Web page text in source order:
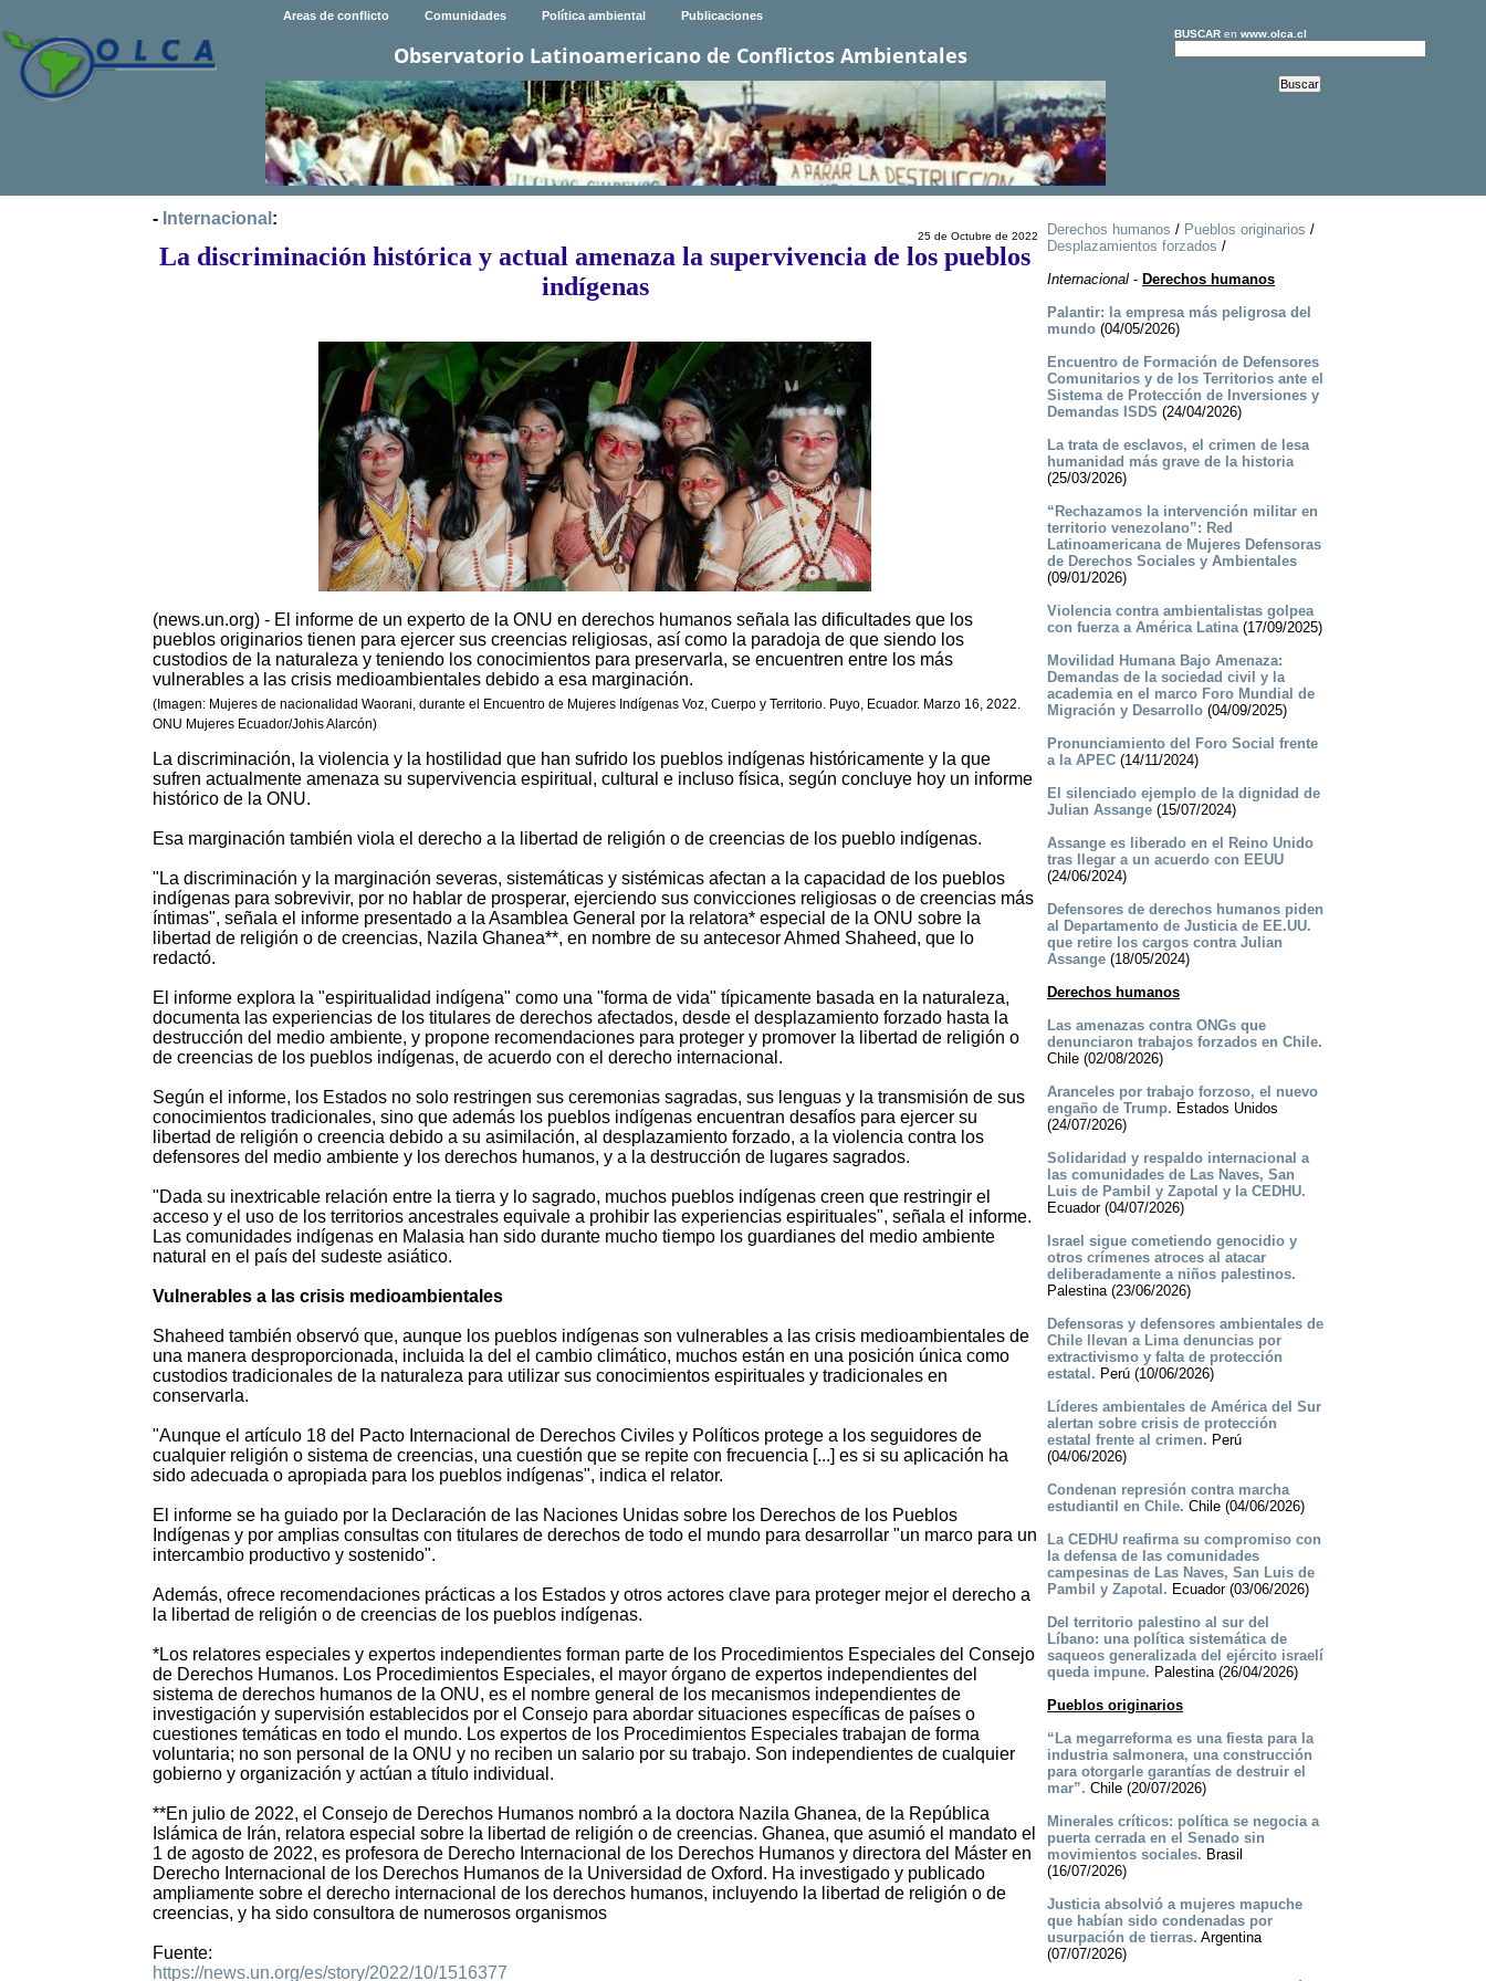
Areas de conflicto Comunidades Política ambiental Publicaciones
Observatorio Latinoamericano de Conflictos Ambientales
BUSCARen www.olca.cl
- Internacional :
25 de Octubre de 2022
La discriminación histórica y actual amenaza la supervivencia de los pueblos
indígenas
(news.un.org) - El informe de un experto de la ONU en derechos humanos señala las dificultades que los
pueblos originarios tienen para ejercer sus creencias religiosas, así como la paradoja de que siendo los
custodios de la naturaleza y teniendo los conocimientos para preservarla, se encuentren entre los más
vulnerables a las crisis medioambientales debido a esa marginación.
(Imagen: Mujeres de nacionalidad Waorani, durante el Encuentro de Mujeres Indígenas Voz, Cuerpo y Territorio. Puyo, Ecuador. Marzo 16, 2022.
ONU Mujeres Ecuador/Johis Alarcón)
La discriminación, la violencia y la hostilidad que han sufrido los pueblos indígenas históricamente y la que
sufren actualmente amenaza su supervivencia espiritual, cultural e incluso física, según concluye hoy un informe
histórico de la ONU.
Esa marginación también viola el derecho a la libertad de religión o de creencias de los pueblo indígenas.
"La discriminación y la marginación severas, sistemáticas y sistémicas afectan a la capacidad de los pueblos
indígenas para sobrevivir, por no hablar de prosperar, ejerciendo sus convicciones religiosas o de creencias más
íntimas", señala el informe presentado a la Asamblea General por la relatora* especial de la ONU sobre la
libertad de religión o de creencias, Nazila Ghanea**, en nombre de su antecesor Ahmed Shaheed, que lo
redactó.
El informe explora la "espiritualidad indígena" como una "forma de vida" típicamente basada en la naturaleza,
documenta las experiencias de los titulares de derechos afectados, desde el desplazamiento forzado hasta la
destrucción del medio ambiente, y propone recomendaciones para proteger y promover la libertad de religión o
de creencias de los pueblos indígenas, de acuerdo con el derecho internacional.
Según el informe, los Estados no solo restringen sus ceremonias sagradas, sus lenguas y la transmisión de sus
conocimientos tradicionales, sino que además los pueblos indígenas encuentran desafíos para ejercer su
libertad de religión o creencia debido a su asimilación, al desplazamiento forzado, a la violencia contra los
defensores del medio ambiente y los derechos humanos, y a la destrucción de lugares sagrados.
"Dada su inextricable relación entre la tierra y lo sagrado, muchos pueblos indígenas creen que restringir el
acceso y el uso de los territorios ancestrales equivale a prohibir las experiencias espirituales", señala el informe.
Las comunidades indígenas en Malasia han sido durante mucho tiempo los guardianes del medio ambiente
natural en el país del sudeste asiático.
Vulnerables a las crisis medioambientales
Shaheed también observó que, aunque los pueblos indígenas son vulnerables a las crisis medioambientales de
una manera desproporcionada, incluida la del el cambio climático, muchos están en una posición única como
custodios tradicionales de la naturaleza para utilizar sus conocimientos espirituales y tradicionales en
conservarla.
"Aunque el artículo 18 del Pacto Internacional de Derechos Civiles y Políticos protege a los seguidores de
cualquier religión o sistema de creencias, una cuestión que se repite con frecuencia [...] es si su aplicación ha
sido adecuada o apropiada para los pueblos indígenas", indica el relator.
El informe se ha guiado por la Declaración de las Naciones Unidas sobre los Derechos de los Pueblos
Indígenas y por amplias consultas con titulares de derechos de todo el mundo para desarrollar "un marco para un
intercambio productivo y sostenido".
Además, ofrece recomendaciones prácticas a los Estados y otros actores clave para proteger mejor el derecho a
la libertad de religión o de creencias de los pueblos indígenas.
*Los relatores especiales y expertos independientes forman parte de los Procedimientos Especiales del Consejo
de Derechos Humanos. Los Procedimientos Especiales, el mayor órgano de expertos independientes del
sistema de derechos humanos de la ONU, es el nombre general de los mecanismos independientes de
investigación y supervisión establecidos por el Consejo para abordar situaciones específicas de países o
cuestiones temáticas en todo el mundo. Los expertos de los Procedimientos Especiales trabajan de forma
voluntaria; no son personal de la ONU y no reciben un salario por su trabajo. Son independientes de cualquier
gobierno y organización y actúan a título individual.
**En julio de 2022, el Consejo de Derechos Humanos nombró a la doctora Nazila Ghanea, de la República
Islámica de Irán, relatora especial sobre la libertad de religión o de creencias. Ghanea, que asumió el mandato el
1 de agosto de 2022, es profesora de Derecho Internacional de los Derechos Humanos y directora del Máster en
Derecho Internacional de los Derechos Humanos de la Universidad de Oxford. Ha investigado y publicado
ampliamente sobre el derecho internacional de los derechos humanos, incluyendo la libertad de religión o de
creencias, y ha sido consultora de numerosos organismos
Fuente:
https://news.un.org/es/story/2022/10/1516377
Derechos humanos / Pueblos originarios /
Desplazamientos forzados /
Internacional- Derechos humanos
Palantir: la empresa más peligrosa del
mundo(04/05/2026)
Encuentro de Formación de Defensores
Comunitarios y de los Territorios ante el
Sistema de Protección de Inversiones y
Demandas ISDS (24/04/2026)
La trata de esclavos, el crimen de lesa
humanidad más grave de la historia
(25/03/2026)
“Rechazamos la intervención militar en
territorio venezolano”: Red
Latinoamericana de Mujeres Defensoras
de Derechos Sociales y Ambientales
(09/01/2026)
Violencia contra ambientalistas golpea
con fuerza a América Latina(17/09/2025)
Movilidad Humana Bajo Amenaza:
Demandas de la sociedad civil y la
academia en el marco Foro Mundial de
Migración y Desarrollo(04/09/2025)
Pronunciamiento del Foro Social frente
a la APEC(14/11/2024)
El silenciado ejemplo de la dignidad de
Julian Assange(15/07/2024)
Assange es liberado en el Reino Unido
tras llegar a un acuerdo con EEUU
(24/06/2024)
Defensores de derechos humanos piden
al Departamento de Justicia de EE.UU.
que retire los cargos contra Julian
Assange(18/05/2024)
Derechos humanos
Las amenazas contra ONGs que
denunciaron trabajos forzados en Chile.
Chile (02/08/2026)
Aranceles por trabajo forzoso, el nuevo
engaño de Trump. Estados Unidos
(24/07/2026)
Solidaridad y respaldo internacional a
las comunidades de Las Naves, San
Luis de Pambil y Zapotal y la CEDHU.
Ecuador (04/07/2026)
Israel sigue cometiendo genocidio y
otros crímenes atroces al atacar
deliberadamente a niños palestinos.
Palestina (23/06/2026)
Defensoras y defensores ambientales de
Chile llevan a Lima denuncias por
extractivismo y falta de protección
estatal. Perú (10/06/2026)
Líderes ambientales de América del Sur
alertan sobre crisis de protección
estatal frente al crimen. Perú
(04/06/2026)
Condenan represión contra marcha
estudiantil en Chile. Chile (04/06/2026)
La CEDHU reafirma su compromiso con
la defensa de las comunidades
campesinas de Las Naves, San Luis de
Pambil y Zapotal. Ecuador (03/06/2026)
Del territorio palestino al sur del
Líbano: una política sistemática de
saqueos generalizada del ejército israelí
queda impune. Palestina (26/04/2026)
Pueblos originarios
“La megarreforma es una fiesta para la
industria salmonera, una construcción
para otorgarle garantías de destruir el
mar”. Chile (20/07/2026)
Minerales críticos: política se negocia a
puerta cerrada en el Senado sin
movimientos sociales. Brasil
(16/07/2026)
Justicia absolvió a mujeres mapuche
que habían sido condenadas por
usurpación de tierras. Argentina
(07/07/2026)